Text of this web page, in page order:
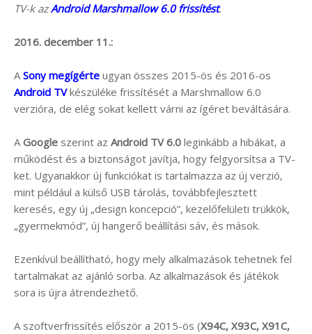
TV-k azAndroid Marshmallow 6.0 frissítést.
2016. december 11.:
A Sony megígérte ugyan összes 2015-ös és 2016-os
Android TVkészüléke frissítését a Marshmallow 6.0
verzióra, de elég sokat kellett várni az ígéret beváltására.
A Google szerint az Android TV 6.0 leginkább a hibákat, a
működést és a biztonságot javítja, hogy felgyorsítsa a TV-
ket. Ugyanakkor új funkciókat is tartalmazza az új verzió,
mint például a külső USB tárolás, továbbfejlesztett
keresés, egy új „design koncepció”, kezelőfelületi trükkök,
„gyermekmód”, új hangerő beállítási sáv, és mások.
Ezenkívül beállítható, hogy mely alkalmazások tehetnek fel
tartalmakat az ajánló sorba. Az alkalmazások és játékok
sora is újra átrendezhető.
A szoftverfrissítés először a 2015-ös (X94C, X93C, X91C,